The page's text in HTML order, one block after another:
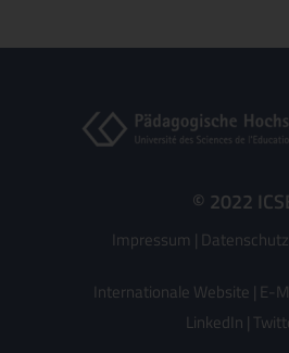
© 2022
Impressum | Datenschutz
Internationale Website | E-
LinkedIn |